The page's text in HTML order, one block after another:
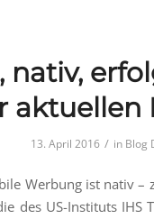
nativ,
aktuellen
13. April 2016 / in Blog
Werbung ist nativ –
des US-Instituts